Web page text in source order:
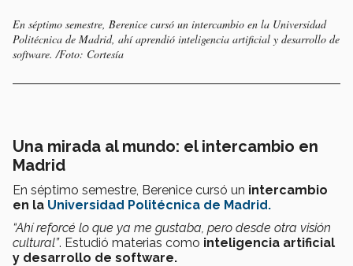
En séptimo semestre, Berenice cursó un intercambio en la Universidad
Politécnica de Madrid, ahí aprendió inteligencia artificial y desarrollo de
software. /Foto: Cortesía
Una mirada al mundo: el intercambio en
Madrid
En séptimo semestre, Berenice cursó un intercambio
en la Universidad Politécnica de Madrid.
“Ahí reforcé lo que ya me gustaba, pero desde otra visión
cultural”. Estudió materias como inteligencia artificial
y desarrollo de software.